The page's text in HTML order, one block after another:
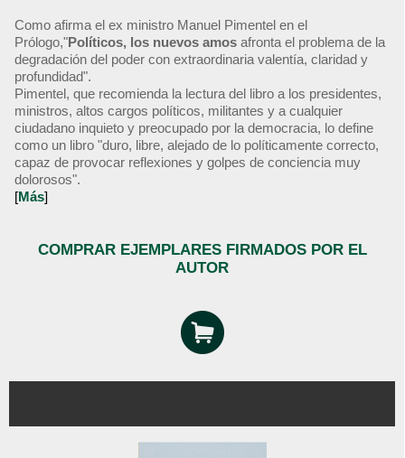
Como afirma el ex ministro Manuel Pimentel en el
Prólogo,"Políticos, los nuevos amos afronta el problema de la
degradación del poder con extraordinaria valentía, claridad y
profundidad".
Pimentel, que recomienda la lectura del libro a los presidentes,
ministros, altos cargos políticos, militantes y a cualquier
ciudadano inquieto y preocupado por la democracia, lo define
como un libro "duro, libre, alejado de lo políticamente correcto,
capaz de provocar reflexiones y golpes de conciencia muy
dolorosos".
[Más]
COMPRAR EJEMPLARES FIRMADOS POR EL
AUTOR